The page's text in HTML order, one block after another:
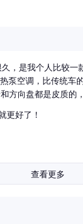
，是我个人比较
泵空调，比传统车
方向盘都是皮质的
更好了！
查看更多